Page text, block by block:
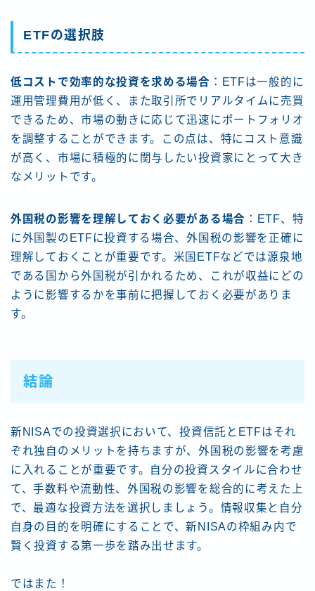
ETFの選択肢
低コストで効率的な投資を求める場合 ：ETFは一般的に
運用管理費用が低く、また取引所でリアルタイムに売買
できるため、市場の動きに応じて迅速にポートフォリオ
を調整することができます。この点は、特にコスト意識
が高く、市場に積極的に関与したい投資家にとって大き
なメリットです。
外国税の影響を理解しておく必要がある場合 ：ETF、特
に外国製のETFに投資する場合、外国税の影響を正確に
理解しておくことが重要です。米国ETFなどでは源泉地
である国から外国税が引かれるため、これが収益にどの
ように影響するかを事前に把握しておく必要がありま
す。
結論
新NISAでの投資選択において、投資信託とETFはそれ
ぞれ独自のメリットを持ちますが、外国税の影響を考慮
に入れることが重要です。自分の投資スタイルに合わせ
て、手数料や流動性、外国税の影響を総合的に考えた上
で、最適な投資方法を選択しましょう。情報収集と自分
自身の目的を明確にすることで、新NISAの枠組み内で
賢く投資する第一歩を踏み出せます。
ではまた！